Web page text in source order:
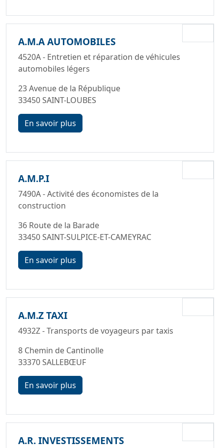
A.M.A AUTOMOBILES
4520A - Entretien et réparation de véhicules
automobiles légers
23 Avenue de la République
33450 SAINT-LOUBES
En savoir plus
A.M.P.I
7490A - Activité des économistes de la
construction
36 Route de la Barade
33450 SAINT-SULPICE-ET-CAMEYRAC
En savoir plus
A.M.Z TAXI
4932Z - Transports de voyageurs par taxis
8 Chemin de Cantinolle
33370 SALLEBŒUF
En savoir plus
A.R. INVESTISSEMENTS